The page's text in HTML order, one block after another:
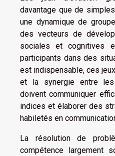
davantage que de
une dynamique de
des vecteurs de
sociales et cognitives
participants dans des
est indispensable, ces
et la synergie entre les
doivent communiquer
indices et élaborer des
habiletés en
La résolution de
compétence largement